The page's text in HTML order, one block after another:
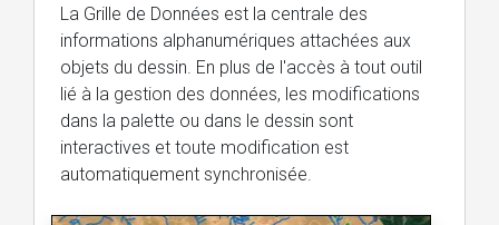
La Grille de Données est la centrale des
informations alphanumériques attachées aux
objets du dessin. En plus de l'accès à tout outil
lié à la gestion des données, les modifications
dans la palette ou dans le dessin sont
interactives et toute modification est
automatiquement synchronisée.